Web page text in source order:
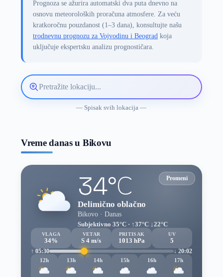
Prognoza se ažurira automatski dva puta dnevno na
osnovu meteoroloških proračuna atmosfere. Za veću
kratkoročnu pouzdanost (1–3 dana), konsultujte našu
trodnevnu prognozu za Vojvodinu i Beogradkoja
uključuje ekspertsku analizu prognostičara.
Pretražite
lokaciju
— Spisak svih lokacija —
Vreme danas u Bikovu
Promeni
34°C
Delimično oblačno
Bikovo · Danas
Subjektivno 35°C · ↑37°C ↓22°C
VLAGA
34%
VETAR
S 4 m/s
PRITISAK
1013 hPa
UV
5
↑ 05:30
↓ 20:02
12h
13h 14h 15h 16h 17h